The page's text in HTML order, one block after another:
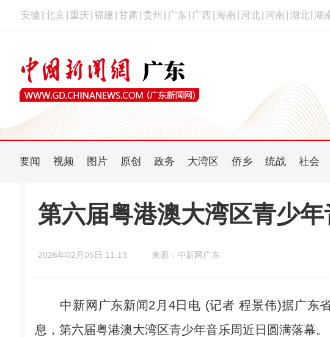
安徽 北京 重庆 福建 甘肃 贵州 广东 广西 海南 河北 河南 湖北 湖
要闻 视频 图片 原创 政务 大湾区 侨乡 统战 社会
第六届粤港澳大湾区青少
2026年02月05日 11:13 来源：中新网广东
中新网广东新闻2月4日电 (记者 程景伟)据广东
息，第六届粤港澳大湾区青少年音乐周近日圆满落幕。